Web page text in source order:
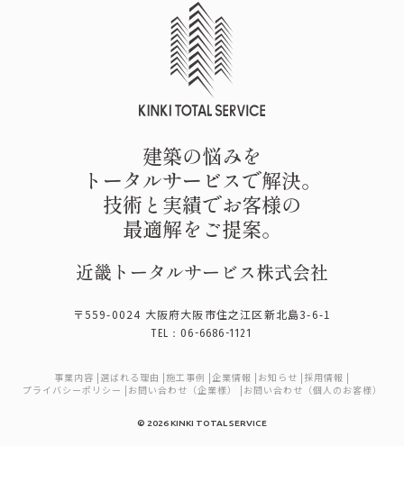
建築の悩みを
トータルサービスで解決。
技術と実績でお客様の
最適解をご提案。
近畿トータルサービス株式会社
〒559-0024 大阪府大阪市住之江区新北島3-6-1
TEL：06-6686-1121
事業内容 選ばれる理由 施工事例 企業情報 お知らせ 採用情報
プライバシーポリシー
お問い合わせ（企業様） お問い合わせ（個人のお客様）
© 2026 KINKI TOTAL SERVICE